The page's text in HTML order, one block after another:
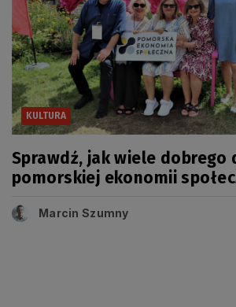
KULTURA
Sprawdź, jak wiele dobrego
pomorskiej ekonomii
Marcin Szumny